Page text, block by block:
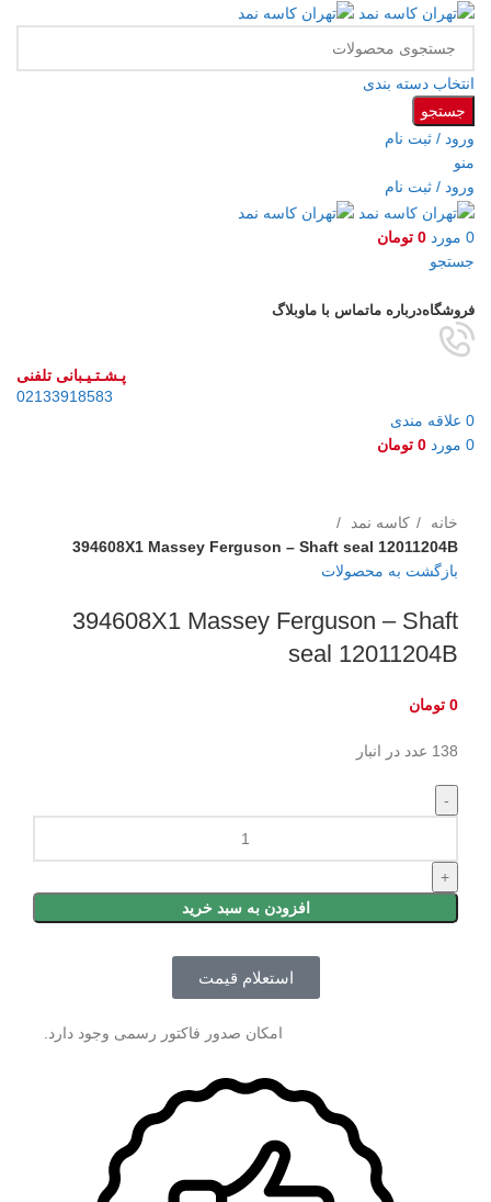
انتخاب دسته بندی
جستجو
ورود / ثبت نام
منو
ورود / ثبت نام
0 مورد 0 تومان
جستجو
فروشگاهدرباره ماتماس با ماوبلاگ
پـشـتـیـبانی تلفنی
02133918583
0 علاقه مندی
0 مورد 0 تومان
خانه
کاسه نمد
394608X1 Massey Ferguson – Shaft seal 12011204B
بازگشت به محصولات
394608X1 Massey Ferguson – Shaft
seal 12011204B
0 تومان
138 عدد در انبار
افزودن به سبد خرید
استعلام قیمت
امکان صدور فاکتور رسمی وجود دارد.